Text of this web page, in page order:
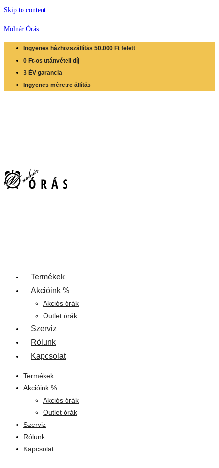
Skip to content
Molnár Órás
Ingyenes házhozszállítás 50.000 Ft felett
0 Ft-os utánvételi díj
3 ÉV garancia
Ingyenes méretre állítás
Termékek
Akcióink %
Akciós órák
Outlet órák
Szerviz
Rólunk
Kapcsolat
Termékek
Akcióink %
Akciós órák
Outlet órák
Szerviz
Rólunk
Kapcsolat